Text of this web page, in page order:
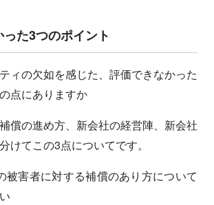
た3つのポイント
の欠如を感じた、評価できなかった
点にありますか
償の進め方、新会社の経営陣、新会社
けてこの3点についてです。
害者に対する補償のあり方について